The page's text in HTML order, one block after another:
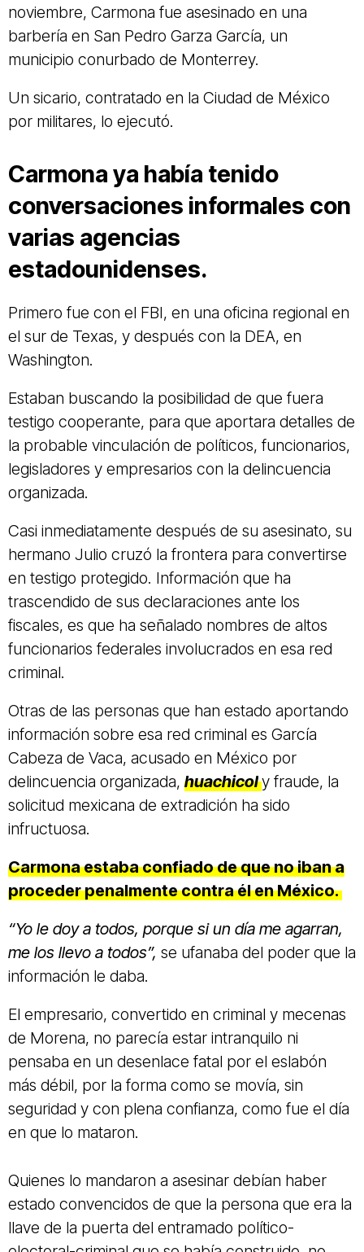
noviembre, Carmona fue asesinado en una
barbería en San Pedro Garza García, un
municipio conurbado de Monterrey.
Un sicario, contratado en la Ciudad de México
por militares, lo ejecutó.
Carmona ya había tenido
conversaciones informales con
varias agencias
estadounidenses.
Primero fue con el FBI, en una oficina regional en
el sur de Texas, y después con la DEA, en
Washington.
Estaban buscando la posibilidad de que fuera
testigo cooperante, para que aportara detalles de
la probable vinculación de políticos, funcionarios,
legisladores y empresarios con la delincuencia
organizada.
Casi inmediatamente después de su asesinato, su
hermano Julio cruzó la frontera para convertirse
en testigo protegido. Información que ha
trascendido de sus declaraciones ante los
fiscales, es que ha señalado nombres de altos
funcionarios federales involucrados en esa red
criminal.
Otras de las personas que han estado aportando
información sobre esa red criminal es García
Cabeza de Vaca, acusado en México por
delincuencia organizada, huachicoly fraude, la
solicitud mexicana de extradición ha sido
infructuosa.
Carmona estaba confiado de que no iban a
proceder penalmente contra él en México.
“Yo le doy a todos, porque si un día me agarran,
me los llevo a todos”, se ufanaba del poder que la
información le daba.
El empresario, convertido en criminal y mecenas
de Morena, no parecía estar intranquilo ni
pensaba en un desenlace fatal por el eslabón
más débil, por la forma como se movía, sin
seguridad y con plena confianza, como fue el día
en que lo mataron.
Quienes lo mandaron a asesinar debían haber
estado convencidos de que la persona que era la
llave de la puerta del entramado político-